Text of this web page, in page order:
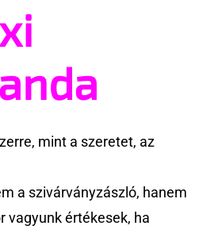
mint a szeretet, az
a szivárványzászló, hanem
vagyunk értékesek, ha